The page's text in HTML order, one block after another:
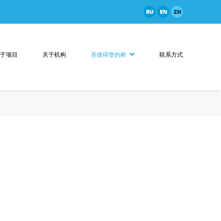
RU EN ZH
项目 关于机构 圣彼得堡的桥 联系方式